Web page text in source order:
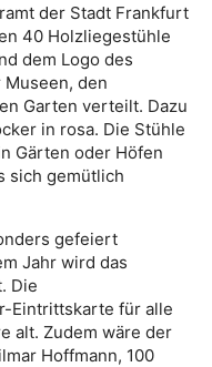
der Stadt Frankfurt
40 Holzliegestühle
dem Logo des
den
Garten verteilt. Dazu
in rosa. Die Stühle
Gärten oder Höfen
sich gemütlich
gefeiert
Jahr wird das
Die
Eintrittskarte für alle
alt. Zudem wäre der
Hoffmann, 100